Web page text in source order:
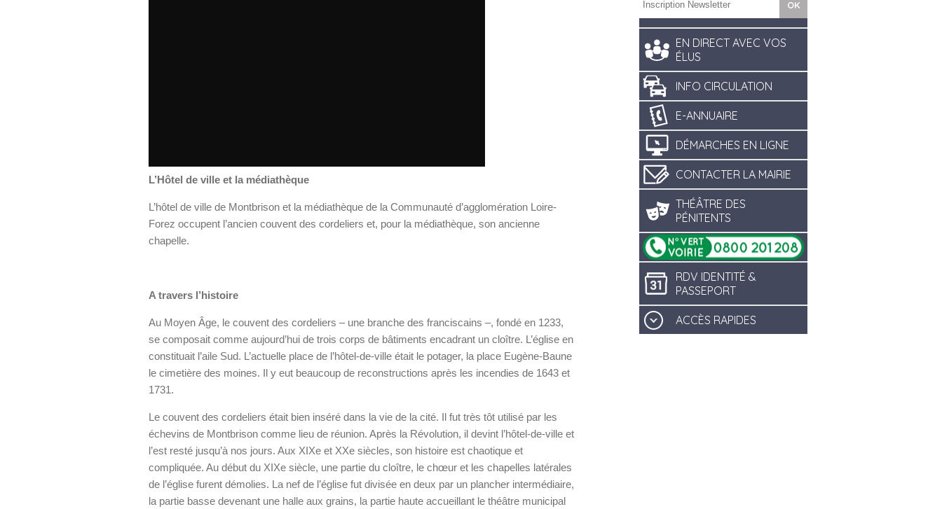
L’Hôtel de ville et la médiathèque
L’hôtel de ville de Montbrison et la médiathèque de la Communauté d’agglomération Loire-
Forez occupent l’ancien couvent des cordeliers et, pour la médiathèque, son ancienne
chapelle.
A travers l’histoire
Au Moyen Âge, le couvent des cordeliers – une branche des franciscains –, fondé en 1233,
se composait comme aujourd’hui de trois corps de bâtiments encadrant un cloître. L’église en
constituait l’aile Sud. L’actuelle place de l’hôtel-de-ville était le potager, la place Eugène-Baune
le cimetière des moines. Il y eut beaucoup de reconstructions après les incendies de 1643 et
1731.
Le couvent des cordeliers était bien inséré dans la vie de la cité. Il fut très tôt utilisé par les
échevins de Montbrison comme lieu de réunion. Après la Révolution, il devint l’hôtel-de-ville et
l’est resté jusqu’à nos jours. Aux XIXe et XXe siècles, son histoire est chaotique et
compliquée. Au début du XIXe siècle, une partie du cloître, le chœur et les chapelles latérales
de l’église furent démolies. La nef de l’église fut divisée en deux par un plancher intermédiaire,
la partie basse devenant une halle aux grains, la partie haute accueillant le théâtre municipal
EN DIRECT AVEC VOS
ÉLUS
INFO CIRCULATION
E-ANNUAIRE
DÉMARCHES EN LIGNE
CONTACTER LA MAIRIE
THÉÂTRE DES
PÉNITENTS
RDV IDENTITÉ &
PASSEPORT
ACCÈS RAPIDES